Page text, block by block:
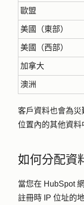
歐盟
美國（東部）
美國（西部）
加拿大
澳洲
客戶資料也會為
位置內的其他資料
如何分配資
當您在 HubSpot
註冊時 IP 位址的